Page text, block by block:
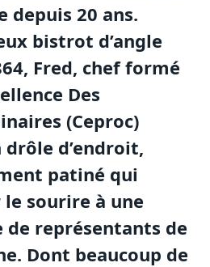
depuis 20 ans.
bistrot d’angle
Fred, chef formé
Des
(Ceproc)
d’endroit,
patiné qui
sourire à une
représentants de
Dont beaucoup de